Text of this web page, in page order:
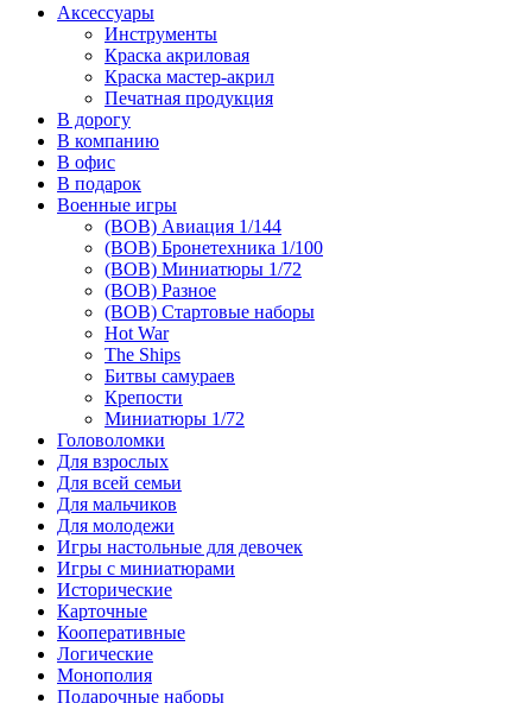
Аксессуары
Инструменты
Краска акриловая
Краска мастер-акрил
Печатная продукция
В дорогу
В компанию
В офис
В подарок
Военные игры
(ВОВ) Авиация 1/144
(ВОВ) Бронетехника 1/100
(ВОВ) Миниатюры 1/72
(ВОВ) Разное
(ВОВ) Стартовые наборы
Hot War
The Ships
Битвы самураев
Крепости
Миниатюры 1/72
Головоломки
Для взрослых
Для всей семьи
Для мальчиков
Для молодежи
Игры настольные для девочек
Игры с миниатюрами
Исторические
Карточные
Кооперативные
Логические
Монополия
Подарочные наборы